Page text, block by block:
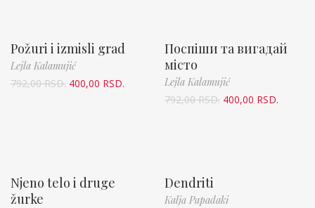
Požuri i izmisli grad
Lejla Kalamujić
792,00RSD. 400,00 RSD.
Поспіши та вигадай
місто
Lejla Kalamujić
792,00RSD. 400,00 RSD.
Njeno telo i druge
žurke
Dendriti
Kalja Papadaki